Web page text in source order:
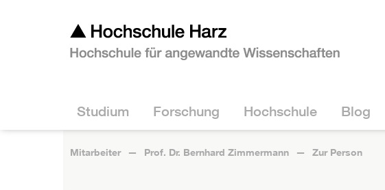
Studium Forschung Hochschule Blog
Mitarbeiter Prof. Dr. Bernhard Zimmermann Zur Person